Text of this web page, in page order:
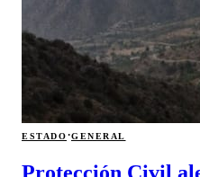
ESTADO·GENERAL